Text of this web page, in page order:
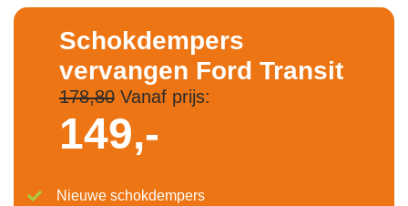
Schokdempers
vervangen Ford Transit
178,80Vanaf prijs:
149,-
Nieuwe schokdempers